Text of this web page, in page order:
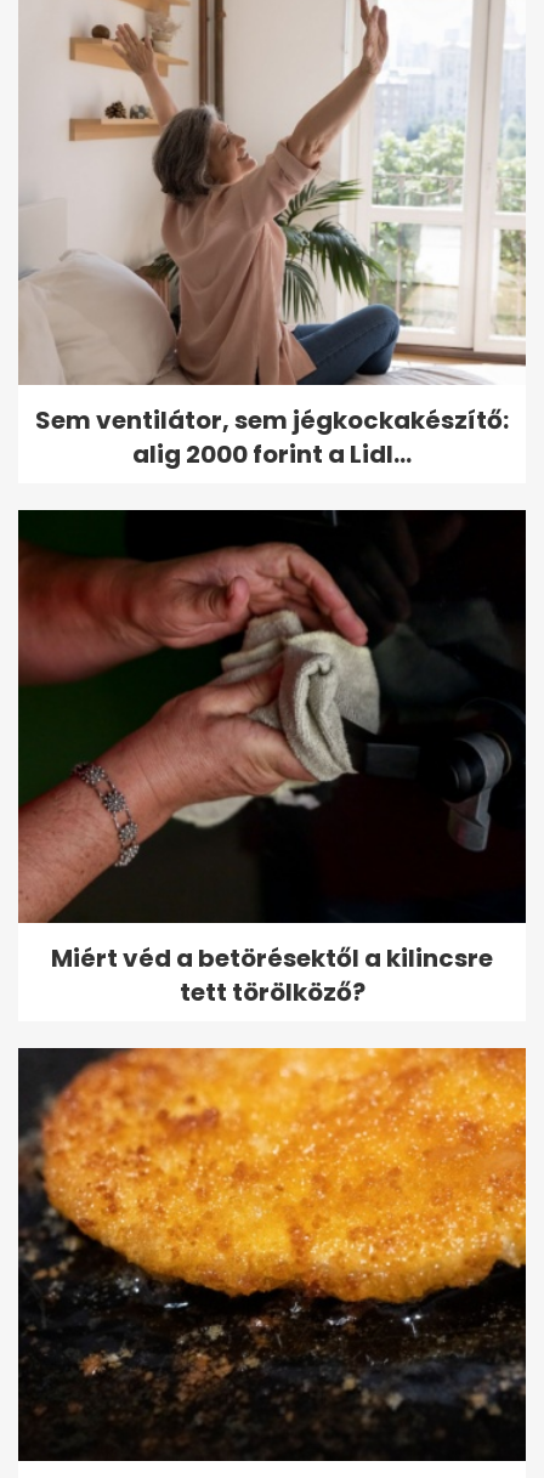
Sem ventilátor, sem jégkockakészítő:
alig 2000 forint a Lidl...
Miért véd a betörésektől a kilincsre
tett törölköző?